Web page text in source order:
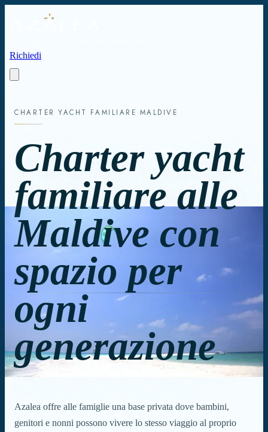
Richiedi
CHARTER YACHT FAMILIARE MALDIVE
Charter yacht
familiare alle
Maldive con
spazio per
ogni
generazione
Azalea offre alle famiglie una base privata dove bambini,
genitori e nonni possono vivere lo stesso viaggio al proprio